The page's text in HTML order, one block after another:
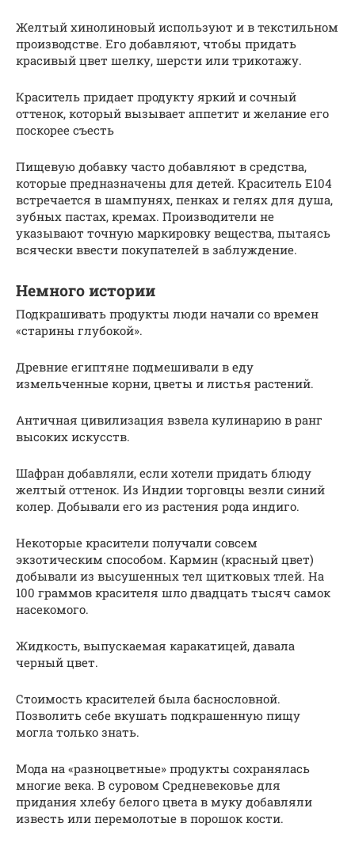
Желтый хинолиновый используют и в текстильном
производстве. Его добавляют, чтобы придать
красивый цвет шелку, шерсти или трикотажу.
Краситель придает продукту яркий и сочный
оттенок, который вызывает аппетит и желание его
поскорее съесть
Пищевую добавку часто добавляют в средства,
которые предназначены для детей. Краситель Е104
встречается в шампунях, пенках и гелях для душа,
зубных пастах, кремах. Производители не
указывают точную маркировку вещества, пытаясь
всячески ввести покупателей в заблуждение.
Немного истории
Подкрашивать продукты люди начали со времен
«старины глубокой».
Древние египтяне подмешивали в еду
измельченные корни, цветы и листья растений.
Античная цивилизация взвела кулинарию в ранг
высоких искусств.
Шафран добавляли, если хотели придать блюду
желтый оттенок. Из Индии торговцы везли синий
колер. Добывали его из растения рода индиго.
Некоторые красители получали совсем
экзотическим способом. Кармин (красный цвет)
добывали из высушенных тел щитковых тлей. На
100 граммов красителя шло двадцать тысяч самок
насекомого.
Жидкость, выпускаемая каракатицей, давала
черный цвет.
Стоимость красителей была баснословной.
Позволить себе вкушать подкрашенную пищу
могла только знать.
Мода на «разноцветные» продукты сохранялась
многие века. В суровом Средневековье для
придания хлебу белого цвета в муку добавляли
известь или перемолотые в порошок кости.